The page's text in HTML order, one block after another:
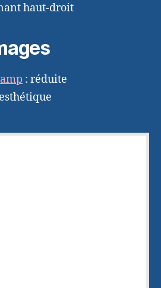
haut-droit
: réduite